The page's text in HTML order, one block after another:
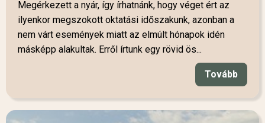
Megérkezett a nyár, így írhatnánk, hogy véget ért az
ilyenkor megszokott oktatási időszakunk, azonban a
nem várt események miatt az elmúlt hónapok idén
másképp alakultak. Erről írtunk egy rövid ös...
Tovább